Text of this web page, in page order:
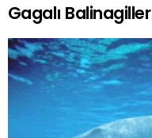
Gagalı Balinagiller